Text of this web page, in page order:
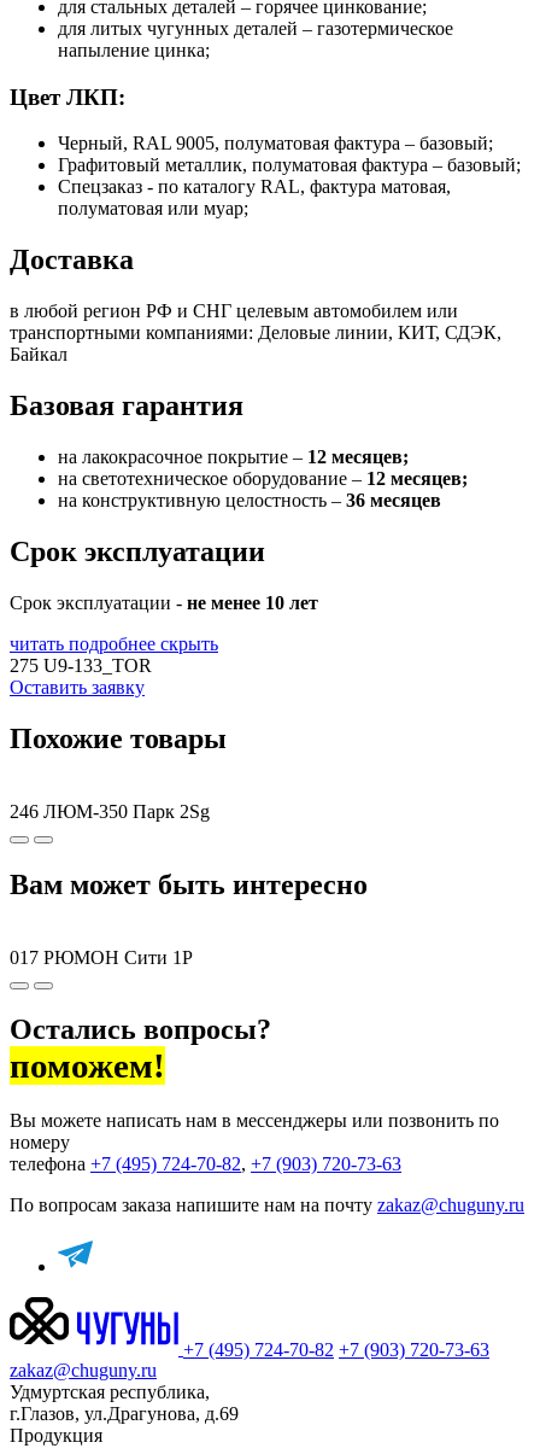
для стальных деталей – горячее цинкование;
для литых чугунных деталей – газотермическое
напыление цинка;
Цвет ЛКП:
Черный, RAL 9005, полуматовая фактура – базовый;
Графитовый металлик, полуматовая фактура – базовый;
Спецзаказ - по каталогу RAL, фактура матовая,
полуматовая или муар;
Доставка
в любой регион РФ и СНГ целевым автомобилем или
транспортными компаниями: Деловые линии, КИТ, СДЭК,
Байкал
Базовая гарантия
на лакокрасочное покрытие – 12 месяцев;
на светотехническое оборудование – 12 месяцев;
на конструктивную целостность – 36 месяцев
Срок эксплуатации
Срок эксплуатации - не менее 10 лет
читать подробнее скрыть
275 U9-133_TOR
Оставить заявку
Похожие товары
246 ЛЮМ-350 Парк 2Sg
Вам может быть интересно
017 РЮМОН Сити 1P
Остались вопросы?
поможем!
Вы можете написать нам в мессенджеры или позвонить по
номеру
телефона +7 (495) 724-70-82, +7 (903) 720-73-63
По вопросам заказа напишите нам на почту zakaz@chuguny.ru
+7 (495) 724-70-82 +7 (903) 720-73-63
zakaz@chuguny.ru
Удмуртская республика,
г.Глазов, ул.Драгунова, д.69
Продукция